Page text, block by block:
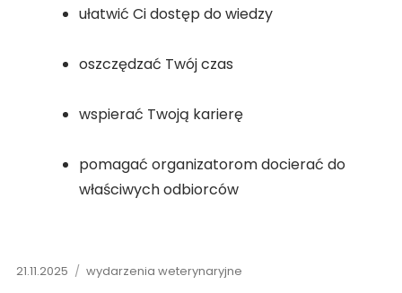
ułatwić Ci dostęp do wiedzy
oszczędzać Twój czas
wspierać Twoją karierę
pomagać organizatorom docierać do
właściwych odbiorców
21.11.2025 wydarzenia weterynaryjne